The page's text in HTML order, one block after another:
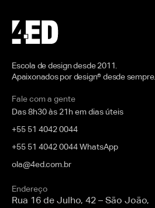
Escola de design desde 2011.
Apaixonados por design® desde sempre.
Fale com a gente
Das 8h30 às 21h em dias úteis
+55 51 4042 0044
+55 51 4042 0044 WhatsApp
ola@4ed.com.br
Endereço
Rua 16 de Julho, 42 – São João,